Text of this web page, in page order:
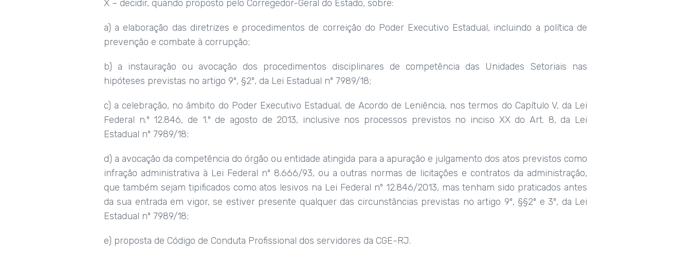
X – decidir, quando proposto pelo Corregedor-Geral do Estado, sobre:
a) a elaboração das diretrizes e procedimentos de correição do Poder Executivo Estadual, incluindo a política de
prevenção e combate à corrupção;
b) a instauração ou avocação dos procedimentos disciplinares de competência das Unidades Setoriais nas
hipóteses previstas no artigo 9º, §2º, da Lei Estadual nº 7989/18;
c) a celebração, no âmbito do Poder Executivo Estadual, de Acordo de Leniência, nos termos do Capítulo V, da Lei
Federal n.º 12.846, de 1.º de agosto de 2013, inclusive nos processos previstos no inciso XX do Art. 8, da Lei
Estadual nº 7989/18;
d) a avocação da competência do órgão ou entidade atingida para a apuração e julgamento dos atos previstos como
infração administrativa à Lei Federal nº 8.666/93, ou a outras normas de licitações e contratos da administração,
que também sejam tipificados como atos lesivos na Lei Federal nº 12.846/2013, mas tenham sido praticados antes
da sua entrada em vigor, se estiver presente qualquer das circunstâncias previstas no artigo 9º, §§2º e 3º, da Lei
Estadual nº 7989/18;
e) proposta de Código de Conduta Profissional dos servidores da CGE-RJ.